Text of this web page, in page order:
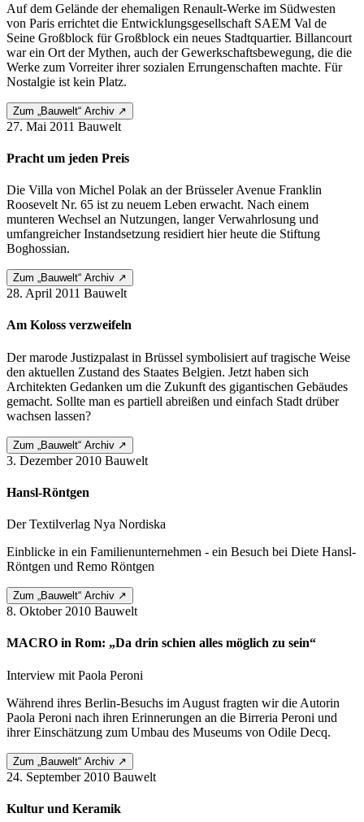
Auf dem Gelände der ehemaligen Renault-Werke im Südwesten
von Paris errichtet die Entwicklungsgesellschaft SAEM Val de
Seine Großblock für Großblock ein neues Stadtquartier. Billancourt
war ein Ort der Mythen, auch der Gewerk­schafts­bewegung, die die
Werke zum Vorreiter ihrer sozialen Errungenschaften machte. Für
Nostalgie ist kein Platz.
Zum „Bauwelt“ Archiv ↗
27. Mai 2011 Bauwelt
Pracht um jeden Preis
Die Villa von Michel Polak an der Brüsseler Avenue Franklin
Roosevelt Nr. 65 ist zu neuem Leben erwacht. Nach einem
munteren Wechsel an Nutzungen, langer Verwahrlosung und
umfangreicher Instandsetzung residiert hier heute die Stiftung
Boghossian.
Zum „Bauwelt“ Archiv ↗
28. April 2011 Bauwelt
Am Koloss verzweifeln
Der marode Justizpalast in Brüssel symbolisiert auf tragische Weise
den aktuellen Zustand des Staates Belgien. Jetzt haben sich
Architekten Gedanken um die Zukunft des gigantischen Gebäudes
gemacht. Sollte man es partiell abreißen und einfach Stadt drüber
wachsen lassen?
Zum „Bauwelt“ Archiv ↗
3. Dezember 2010 Bauwelt
Hansl-Röntgen
Der Textilverlag Nya Nordiska
Einblicke in ein Familienunternehmen - ein Besuch bei Diete Hansl-
Röntgen und Remo Röntgen
Zum „Bauwelt“ Archiv ↗
8. Oktober 2010 Bauwelt
MACRO in Rom: „Da drin schien alles möglich zu sein“
Interview mit Paola Peroni
Während ihres Berlin-Besuchs im August fragten wir die Autorin
Paola Peroni nach ihren Erinnerungen an die Birreria Peroni und
ihrer Einschätzung zum Umbau des Museums von Odile Decq.
Zum „Bauwelt“ Archiv ↗
24. September 2010 Bauwelt
Kultur und Keramik